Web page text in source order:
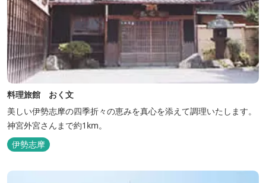
料理旅館 おく文
美しい伊勢志摩の四季折々の恵みを真心を添えて調理いたします。
神宮外宮さんまで約1km。
伊勢志摩